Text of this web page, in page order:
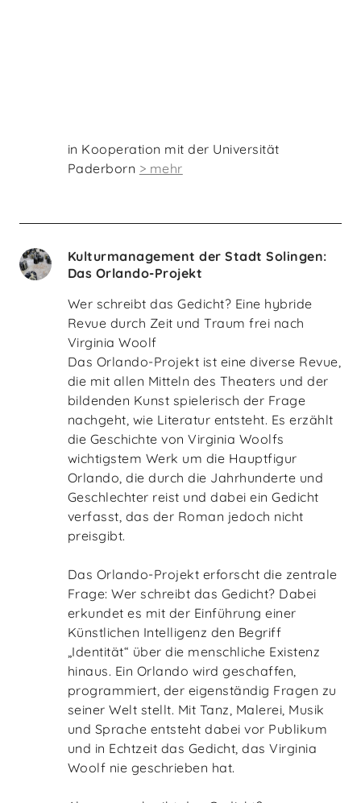
in Kooperation mit der Universität
Paderborn > mehr
Kulturmanagement der Stadt Solingen:
Das Orlando-Projekt
Wer schreibt das Gedicht? Eine hybride
Revue durch Zeit und Traum frei nach
Virginia Woolf
Das Orlando-Projekt ist eine diverse Revue,
die mit allen Mitteln des Theaters und der
bildenden Kunst spielerisch der Frage
nachgeht, wie Literatur entsteht. Es erzählt
die Geschichte von Virginia Woolfs
wichtigstem Werk um die Hauptfigur
Orlando, die durch die Jahrhunderte und
Geschlechter reist und dabei ein Gedicht
verfasst, das der Roman jedoch nicht
preisgibt.
Das Orlando-Projekt erforscht die zentrale
Frage: Wer schreibt das Gedicht? Dabei
erkundet es mit der Einführung einer
Künstlichen Intelligenz den Begriff
„Identität“ über die menschliche Existenz
hinaus. Ein Orlando wird geschaffen,
programmiert, der eigenständig Fragen zu
seiner Welt stellt. Mit Tanz, Malerei, Musik
und Sprache entsteht dabei vor Publikum
und in Echtzeit das Gedicht, das Virginia
Woolf nie geschrieben hat.